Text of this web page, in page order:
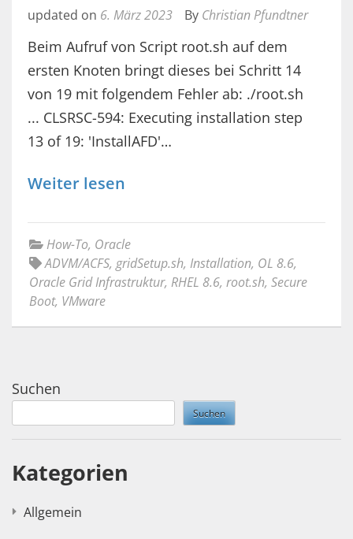
updated on 6. März 2023 By Christian Pfundtner
Beim Aufruf von Script root.sh auf dem
ersten Knoten bringt dieses bei Schritt 14
von 19 mit folgendem Fehler ab: ./root.sh
... CLSRSC-594: Executing installation step
13 of 19: 'InstallAFD'…
Weiter lesen
How-To, Oracle
ADVM/ACFS, gridSetup.sh, Installation, OL 8.6,
Oracle Grid Infrastruktur, RHEL 8.6, root.sh, Secure
Boot, VMware
Suchen
Suchen
Kategorien
Allgemein